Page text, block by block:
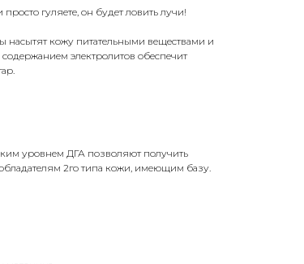
гуляете, он будет ловить лучи!
насытят кожу питательными веществами и
электролитов обеспечит
уровнем ДГА позволяют получить
2го типа кожи, имеющим базу.